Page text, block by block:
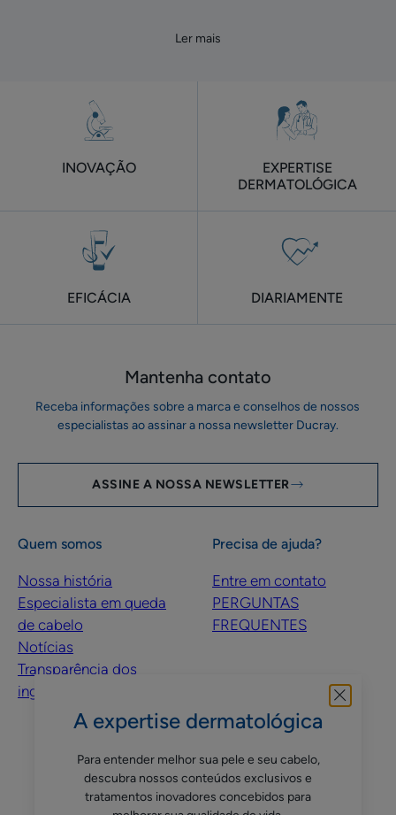
Ler mais
A expertise dermatológica
Para entender melhor sua pele e seu cabelo,
descubra nossos conteúdos exclusivos e
tratamentos inovadores concebidos para
INOVAÇÃO
EXPERTISE
DERMATOLÓGICA
EFICÁCIA DIARIAMENTE
Mantenha contato
Receba informações sobre a marca e conselhos de nossos
especialistas ao assinar a nossa newsletter Ducray.
ASSINE A NOSSA NEWSLETTER
Quem somos
Nossa história
Especialista em queda
de cabelo
Notícias
Transparência dos
ingredientes
Precisa de ajuda?
Entre em contato
PERGUNTAS
FREQUENTES